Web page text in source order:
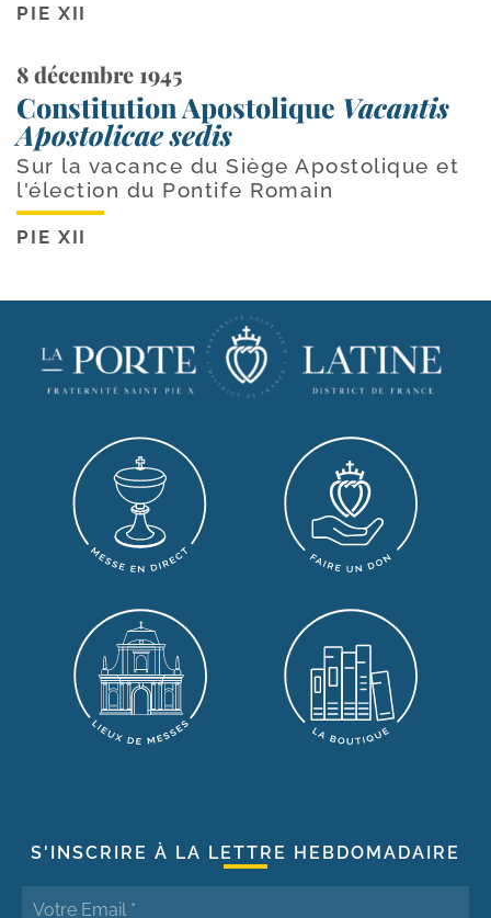
PIE XII
8 décembre 1945
Constitution Apostolique Vacantis
Apostolicae sedis
Sur la vacance du Siège Apostolique et
l'élection du Pontife Romain
PIE XII
S'INSCRIRE À LA LETTRE HEBDOMADAIRE